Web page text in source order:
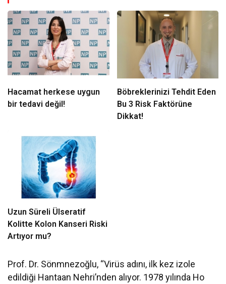
Hacamat herkese uygun
bir tedavi değil!
Böbreklerinizi Tehdit Eden
Bu 3 Risk Faktörüne
Dikkat!
Uzun Süreli Ülseratif
Kolitte Kolon Kanseri Riski
Artıyor mu?
Prof. Dr. Sönmnezoğlu, “Virüs adını, ilk kez izole
edildiği Hantaan Nehri’nden alıyor. 1978 yılında Ho